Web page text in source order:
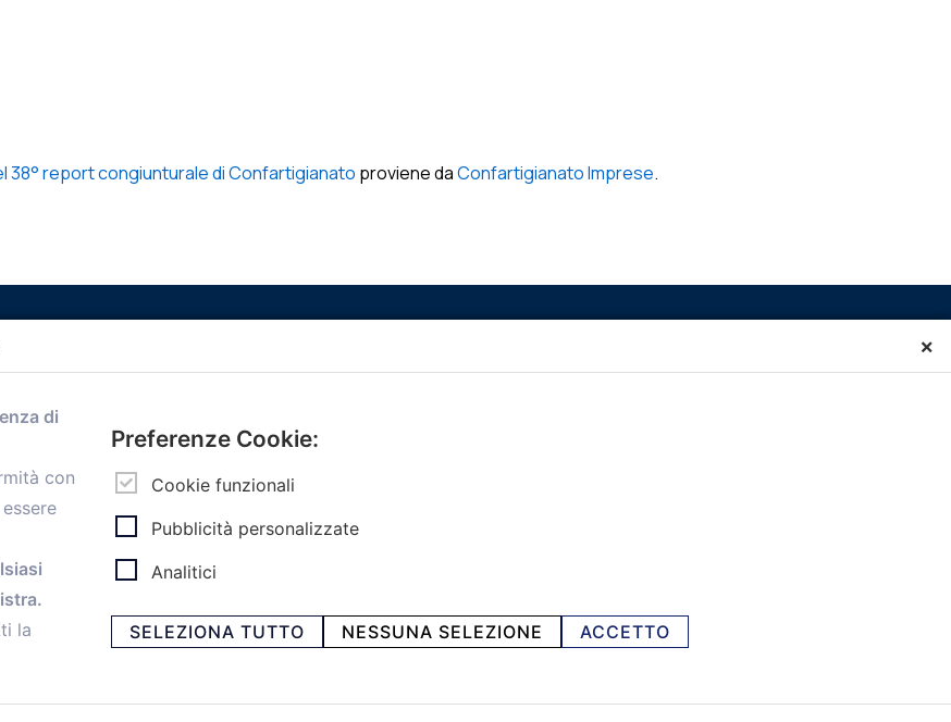
38° report congiunturale di Confartigianato proviene daConfartigianato Imprese.
Menù
Home
Servizi
Convenzioni
Informazioni Ex L. 124/2017
personal
×
di
con
la
Preferenze Cookie:
Cookie funzionali
Pubblicità personalizzate
Analitici
SELEZIONA TUTTO NESSUNA SELEZIONE ACCETTO